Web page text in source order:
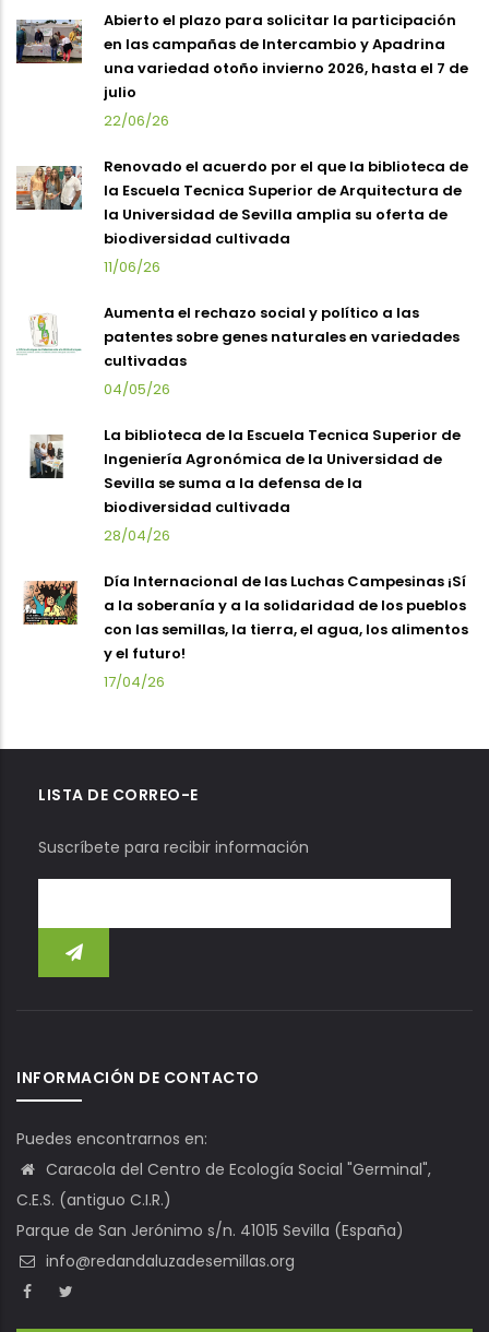
Abierto el plazo para solicitar la participación
en las campañas de Intercambio y Apadrina
una variedad otoño invierno 2026, hasta el 7 de
julio
22/06/26
Renovado el acuerdo por el que la biblioteca de
la Escuela Tecnica Superior de Arquitectura de
la Universidad de Sevilla amplia su oferta de
biodiversidad cultivada
11/06/26
Aumenta el rechazo social y político a las
patentes sobre genes naturales en variedades
cultivadas
04/05/26
La biblioteca de la Escuela Tecnica Superior de
Ingeniería Agronómica de la Universidad de
Sevilla se suma a la defensa de la
biodiversidad cultivada
28/04/26
Día Internacional de las Luchas Campesinas ¡Sí
a la soberanía y a la solidaridad de los pueblos
con las semillas, la tierra, el agua, los alimentos
y el futuro!
17/04/26
LISTA DE CORREO-E
Suscríbete para recibir información
INFORMACIÓN DE CONTACTO
Puedes encontrarnos en:
Caracola del Centro de Ecología Social "Germinal",
C.E.S. (antiguo C.I.R.)
Parque de San Jerónimo s/n. 41015 Sevilla (España)
info@redandaluzadesemillas.org